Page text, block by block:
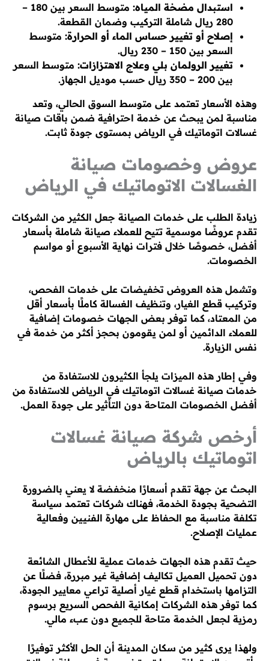
استبدال مضخة المياه:
متوسط السعر بين 180 –
280 ريال شاملة التركيب وضمان القطعة.
إصلاح أو تغيير حساس الماء أو الحرارة: متوسط
السعر بين 150 – 230 ريال.
تغيير الرولمان بلي وعلاج الاهتزازات: متوسط السعر
بين 200 – 350 ريال حسب موديل الجهاز.
وهذه الأسعار تعتمد على متوسط السوق الحالي، وتعد
مناسبة لمن يبحث عن خدمة احترافية ضمن باقات صيانة
غسالات اتوماتيك في الرياض بمستوى جودة ثابت.
عروض وخصومات صيانة
الغسالات الاتوماتيك في الرياض
زيادة الطلب على خدمات الصيانة جعل الكثير من الشركات
تقدم عروضًا موسمية تتيح للعملاء صيانة شاملة بأسعار
أفضل، خصوصًا خلال فترات نهاية الأسبوع أو مواسم
الخصومات.
وتشمل هذه العروض تخفيضات على خدمات الفحص،
وتركيب قطع الغيار، وتنظيف الغسالة كاملًا بأسعار أقل
من المعتاد، كما توفر بعض الجهات خصومات إضافية
للعملاء الدائمين أو لمن يقومون بحجز أكثر من خدمة في
نفس الزيارة.
وفي إطار هذه الميزات يلجأ الكثيرون للاستفادة من
خدمات صيانة غسالات اتوماتيك في الرياض للاستفادة من
أفضل الخصومات المتاحة دون التأثير على جودة العمل.
أرخص شركة صيانة غسالات
اتوماتيك بالرياض
البحث عن جهة تقدم أسعارًا منخفضة لا يعني بالضرورة
التضحية بجودة الخدمة، فهناك شركات تعتمد سياسة
تكلفة مناسبة مع الحفاظ على مهارة الفنيين وفعالية
عمليات الإصلاح.
حيث تقدم هذه الجهات خدمات عملية للأعطال الشائعة
دون تحميل العميل تكاليف إضافية غير مبررة، فضلًا عن
التزامها باستخدام قطع غيار أصلية تراعي معايير الجودة،
كما توفر هذه الشركات إمكانية الفحص السريع برسوم
رمزية لجعل الخدمة متاحة للجميع دون عبء مالي.
ولهذا يرى كثير من سكان المدينة أن الحل الأكثر توفيرًا